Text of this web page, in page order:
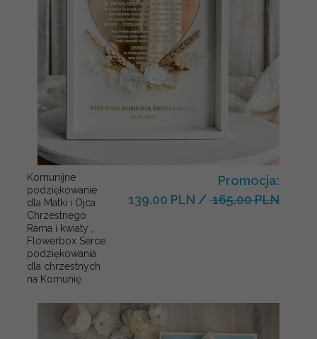
Komunijne
podziękowanie
dla Matki i Ojca
Chrzestnego
Rama i kwiaty ,
Flowerbox Serce
podziękowania
dla chrzestnych
na Komunię
Promocja:
139.00 PLN / 165.00 PLN